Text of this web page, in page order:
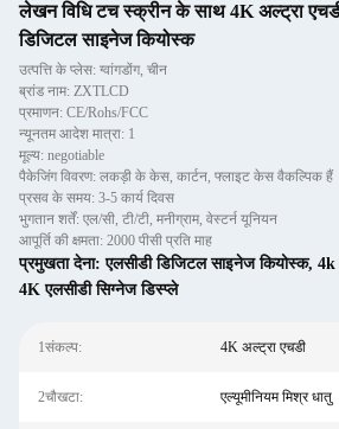
लेखन विधि टच स्क्रीन के साथ 4K अल्ट्रा
डिजिटल साइनेज कियोस्क
उत्पत्ति के प्लेस: ग्वांगडोंग, चीन
ब्रांड नाम: ZXTLCD
प्रमाणन: CE/Rohs/FCC
न्यूनतम आदेश मात्रा: 1
मूल्य: negotiable
पैकेजिंग विवरण: लकड़ी के केस, कार्टन, फ्लाइट केस वैकल्पिक हैं
प्रसव के समय: 3-5 कार्य दिवस
भुगतान शर्तें: एल/सी, टी/टी, मनीग्राम, वेस्टर्न यूनियन
आपूर्ति की क्षमता: 2000 पीसी प्रति माह
प्रमुखता देना:एलसीडी डिजिटल साइनेज कियोस्क, 4k
4K एलसीडी सिग्नेज डिस्प्ले
1संकल्प: 4K अल्ट्रा एचडी
2चौखटा: एल्यूमीनियम मिश्र धातु